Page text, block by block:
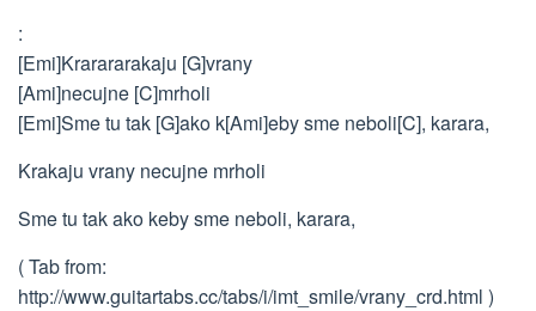
:
[Emi]Krarararakaju [G]vrany
[Ami]necujne [C]mrholi
[Emi]Sme tu tak [G]ako k[Ami]eby sme neboli[C], karara,
Krakaju vrany necujne mrholi
Sme tu tak ako keby sme neboli, karara,
( Tab from:
http://www.guitartabs.cc/tabs/i/imt_smile/vrany_crd.html )